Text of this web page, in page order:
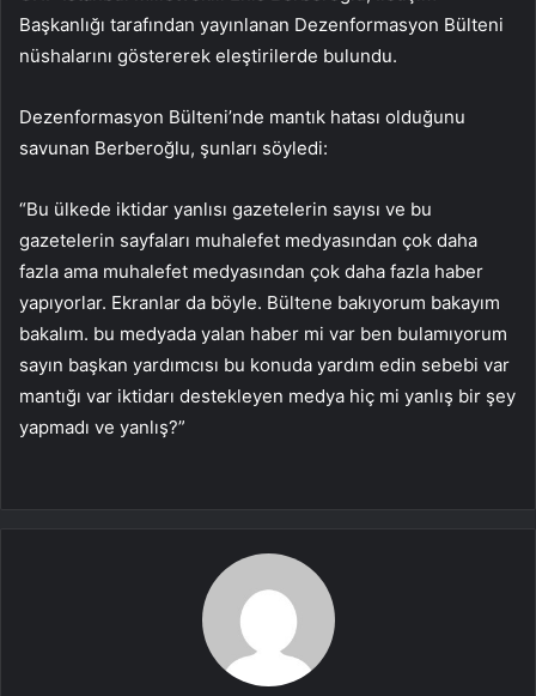
Başkanlığı tarafından yayınlanan Dezenformasyon Bülteni
nüshalarını göstererek eleştirilerde bulundu.
Dezenformasyon Bülteni’nde mantık hatası olduğunu
savunan Berberoğlu, şunları söyledi:
“Bu ülkede iktidar yanlısı gazetelerin sayısı ve bu
gazetelerin sayfaları muhalefet medyasından çok daha
fazla ama muhalefet medyasından çok daha fazla haber
yapıyorlar. Ekranlar da böyle. Bültene bakıyorum bakayım
bakalım. bu medyada yalan haber mi var ben bulamıyorum
sayın başkan yardımcısı bu konuda yardım edin sebebi var
mantığı var iktidarı destekleyen medya hiç mi yanlış bir şey
yapmadı ve yanlış?”